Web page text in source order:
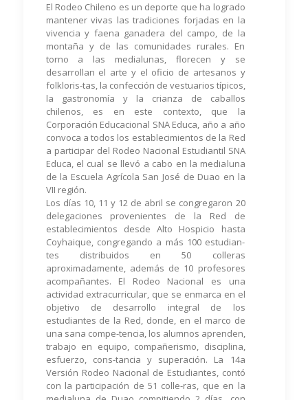
El Rodeo Chileno es un deporte que ha logrado
mantener vivas las tradiciones forjadas en la
vivencia y faena ganadera del campo, de la
montaña y de las comunidades rurales. En
torno a las medialunas, florecen y se
desarrollan el arte y el oficio de artesanos y
folkloris-tas, la confección de vestuarios típicos,
la gastronomía y la crianza de caballos
chilenos, es en este contexto, que la
Corporación Educacional SNA Educa, año a año
convoca a todos los establecimientos de la Red
a participar del Rodeo Nacional Estudiantil SNA
Educa, el cual se llevó a cabo en la medialuna
de la Escuela Agrícola San José de Duao en la
VII región.
Los días 10, 11 y 12 de abril se congregaron 20
delegaciones provenientes de la Red de
establecimientos desde Alto Hospicio hasta
Coyhaique, congregando a más 100 estudian-
tes distribuidos en 50 colleras
aproximadamente, además de 10 profesores
acompañantes. El Rodeo Nacional es una
actividad extracurricular, que se enmarca en el
objetivo de desarrollo integral de los
estudiantes de la Red, donde, en el marco de
una sana compe-tencia, los alumnos aprenden,
trabajo en equipo, compañerismo, disciplina,
esfuerzo, cons-tancia y superación. La 14a
Versión Rodeo Nacional de Estudiantes, contó
con la participación de 51 colle-ras, que en la